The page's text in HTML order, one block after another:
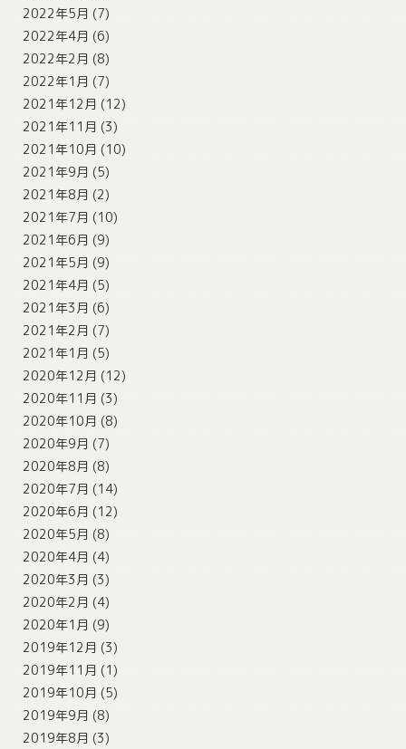
2022年5月 (7)
2022年4月 (6)
2022年2月 (8)
2022年1月 (7)
2021年12月 (12)
2021年11月 (3)
2021年10月 (10)
2021年9月 (5)
2021年8月 (2)
2021年7月 (10)
2021年6月 (9)
2021年5月 (9)
2021年4月 (5)
2021年3月 (6)
2021年2月 (7)
2021年1月 (5)
2020年12月 (12)
2020年11月 (3)
2020年10月 (8)
2020年9月 (7)
2020年8月 (8)
2020年7月 (14)
2020年6月 (12)
2020年5月 (8)
2020年4月 (4)
2020年3月 (3)
2020年2月 (4)
2020年1月 (9)
2019年12月 (3)
2019年11月 (1)
2019年10月 (5)
2019年9月 (8)
2019年8月 (3)